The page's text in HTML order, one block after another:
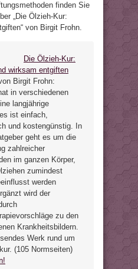
finden Sie
„Die Ölzieh-Kur:
von Birgit Frohn.
Die Ölzieh-Kur:
wirksam entgiften
Birgit Frohn:
in verschiedenen
langjährige
ist einfach,
und kostengünstig. In
geht es um die
zahlreicher
im ganzen Körper,
zumindest
werden
wird der
zu den
Krankheitsbildern.
Werk rund um
(105 Normseiten)